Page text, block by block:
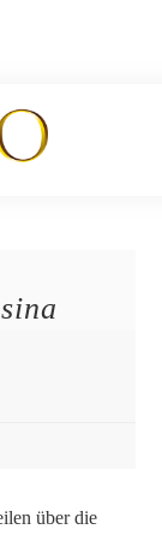
über die